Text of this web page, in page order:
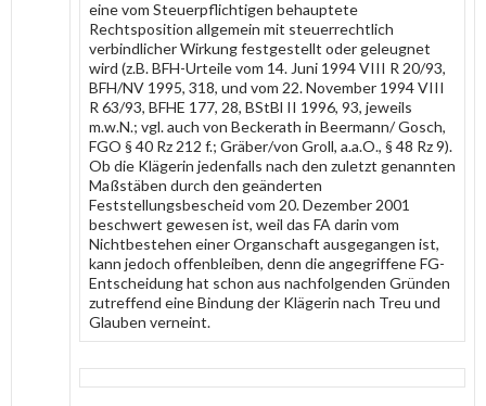
eine vom Steuerpflichtigen behauptete
Rechtsposition allgemein mit steuerrechtlich
verbindlicher Wirkung festgestellt oder geleugnet
wird (z.B. BFH-Urteile vom 14. Juni 1994 VIII R 20/93,
BFH/NV 1995, 318, und vom 22. November 1994 VIII
R 63/93, BFHE 177, 28, BStBl II 1996, 93, jeweils
m.w.N.; vgl. auch von Beckerath in Beermann/ Gosch,
FGO § 40 Rz 212 f.; Gräber/von Groll, a.a.O., § 48 Rz 9).
Ob die Klägerin jedenfalls nach den zuletzt genannten
Maßstäben durch den geänderten
Feststellungsbescheid vom 20. Dezember 2001
beschwert gewesen ist, weil das FA darin vom
Nichtbestehen einer Organschaft ausgegangen ist,
kann jedoch offenbleiben, denn die angegriffene FG-
Entscheidung hat schon aus nachfolgenden Gründen
zutreffend eine Bindung der Klägerin nach Treu und
Glauben verneint.